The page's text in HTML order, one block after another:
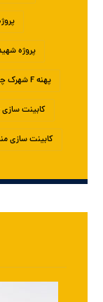
پروژه
پهنه F شهرک چیتگر
کابینت سازی
کابینت سازی